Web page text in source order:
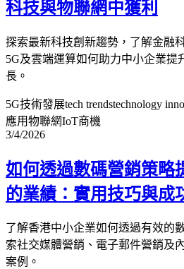
科技與物聯網中獲利
探索最新科技創新趨勢，了解金融
5G及雲端運算如何助力中小企業提
長。
5G技術發展tech trendstechnology
應用物聯網IoT商機
3/4/2026
如何透過數碼營銷策略
的業績：實用技巧與成
了解香港中小企業如何透過有效的
索社交媒體營銷、電子郵件營銷及
案例。